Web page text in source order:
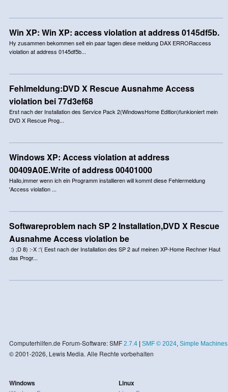
Win XP: Win XP: access violation at address 0145df5b.
Hy zusammen bekommen seit ein paar tagen diese meldung DAX ERRORaccess
violation at address 0145df5b...
Fehlmeldung:DVD X Rescue Ausnahme Access
violation bei 77d3ef68
Erst nach der Installation des Service Pack 2(WindowsHome Edition)funkioniert mein
DVD X Rescue Prog...
Windows XP: Access violation at address
00409A0E.Write of address 00401000
Hallo,immer wenn ich ein Programm installieren will kommt diese Fehlermeldung
'Access violation ...
Softwareproblem nach SP 2 Installation,DVD X Rescue
Ausnahme Access violation be
:) ;D 8) :-X :'( Eest nach der Installation des SP 2 auf meinen XP-Home Rechner Haut
das Progr...
Computerhilfen.de Forum-Software: SMF 2.7.4| SMF © 2024, Simple Machines
© 2001-2026, Lewis Media. Alle Rechte vorbehalten
Windows Linux